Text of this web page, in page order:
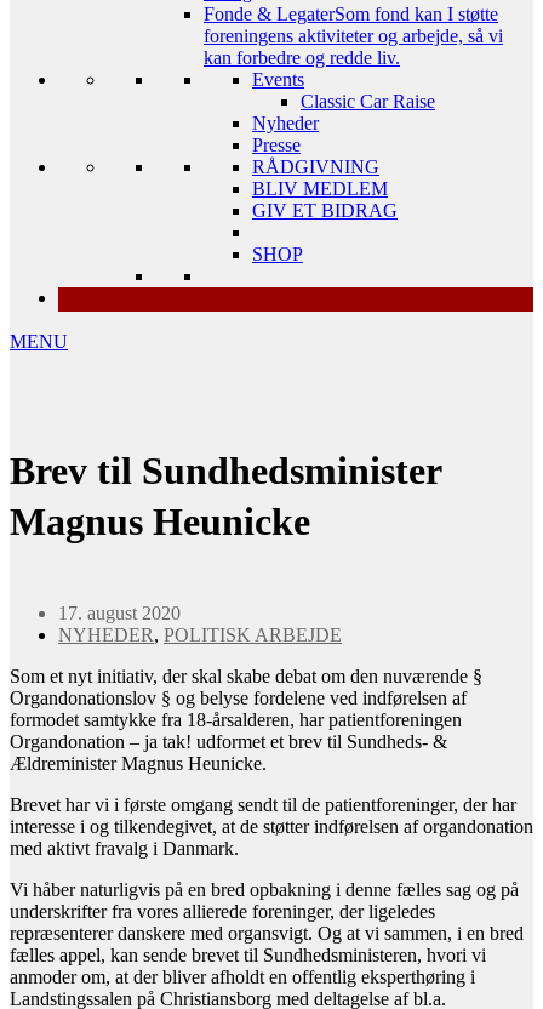
Fonde & LegaterSom fond kan I støtte
foreningens aktiviteter og arbejde, så vi
kan forbedre og redde liv.
Events
Classic Car Raise
Nyheder
Presse
RÅDGIVNING
BLIV MEDLEM
GIV ET BIDRAG
SHOP
MENU
Brev til Sundhedsminister
Magnus Heunicke
17. august 2020
NYHEDER, POLITISK ARBEJDE
Som et nyt initiativ, der skal skabe debat om den nuværende §
Organdonationslov § og belyse fordelene ved indførelsen af
formodet samtykke fra 18-årsalderen, har patientforeningen
Organdonation – ja tak! udformet et brev til Sundheds- &
Ældreminister Magnus Heunicke.
Brevet har vi i første omgang sendt til de patientforeninger, der har
interesse i og tilkendegivet, at de støtter indførelsen af organdonation
med aktivt fravalg i Danmark.
Vi håber naturligvis på en bred opbakning i denne fælles sag og på
underskrifter fra vores allierede foreninger, der ligeledes
repræsenterer danskere med organsvigt. Og at vi sammen, i en bred
fælles appel, kan sende brevet til Sundhedsministeren, hvori vi
anmoder om, at der bliver afholdt en offentlig eksperthøring i
Landstingssalen på Christiansborg med deltagelse af bl.a.